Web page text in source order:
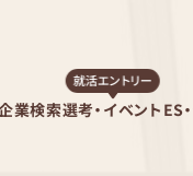
業検索選考・イベント
就活エントリー
ES